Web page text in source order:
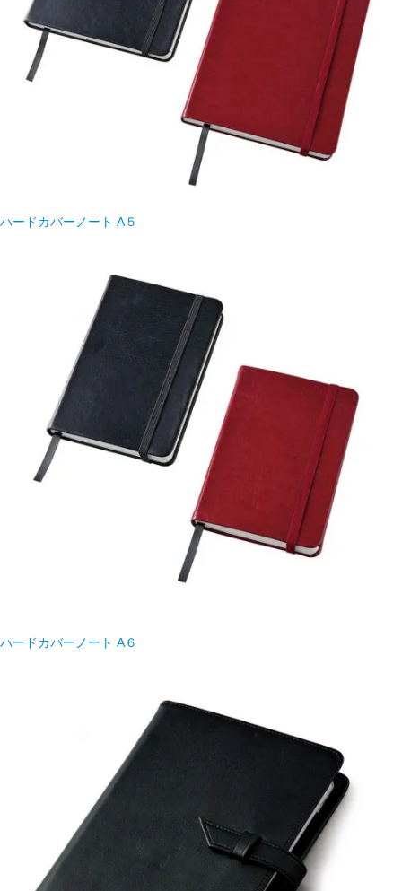
ハードカバーノート A５
ハードカバーノート A６